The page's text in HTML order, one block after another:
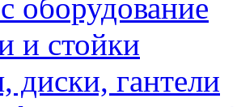
оборудование
и стойки
диски, гантели